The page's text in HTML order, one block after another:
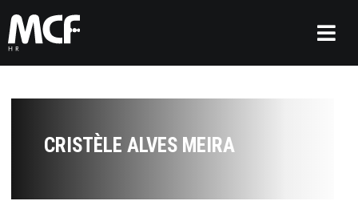
CRISTÈLE ALVES MEIRA